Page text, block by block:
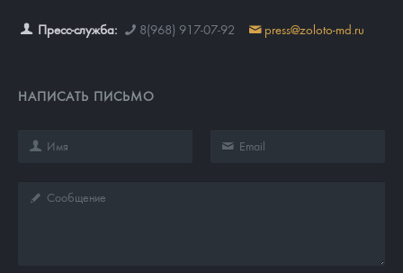
Пресс-служба: 8(968) 917-07-92 press@zoloto-md.ru
НАПИСАТЬ ПИСЬМО